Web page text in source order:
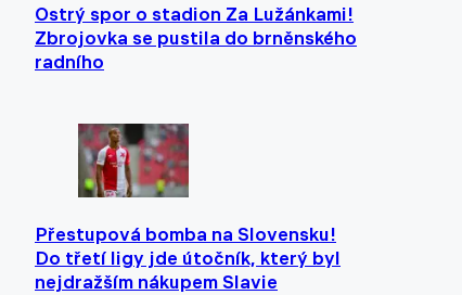
Ostrý spor o stadion Za Lužánkami!
Zbrojovka se pustila do brněnského
radního
Přestupová bomba na Slovensku!
Do třetí ligy jde útočník, který byl
nejdražším nákupem Slavie